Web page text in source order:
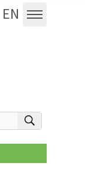
EN
Menü